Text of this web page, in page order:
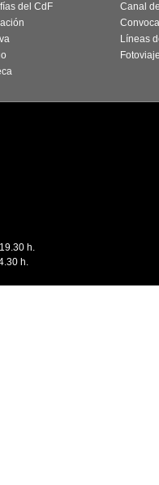
del CdF
Canal
Líneas
h.
h.